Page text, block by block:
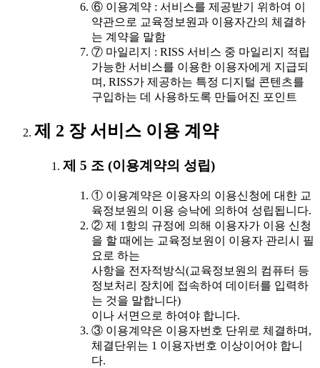
⑥ 이용계약 : 서비스를 제공받기 위하여 이
약관으로 교육정보원과 이용자간의 체결하
는 계약을 말함
⑦ 마일리지 : RISS 서비스 중 마일리지 적립
가능한 서비스를 이용한 이용자에게 지급되
며, RISS가 제공하는 특정 디지털 콘텐츠를
구입하는 데 사용하도록 만들어진 포인트
제 2 장 서비스 이용 계약
제 5 조 (이용계약의 성립)
① 이용계약은 이용자의 이용신청에 대한 교
육정보원의 이용 승낙에 의하여 성립됩니다.
② 제 1항의 규정에 의해 이용자가 이용 신청
을 할 때에는 교육정보원이 이용자 관리시 필
요로 하는
사항을 전자적방식(교육정보원의 컴퓨터 등
정보처리 장치에 접속하여 데이터를 입력하
는 것을 말합니다)
이나 서면으로 하여야 합니다.
③ 이용계약은 이용자번호 단위로 체결하며,
체결단위는 1 이용자번호 이상이어야 합니
다.